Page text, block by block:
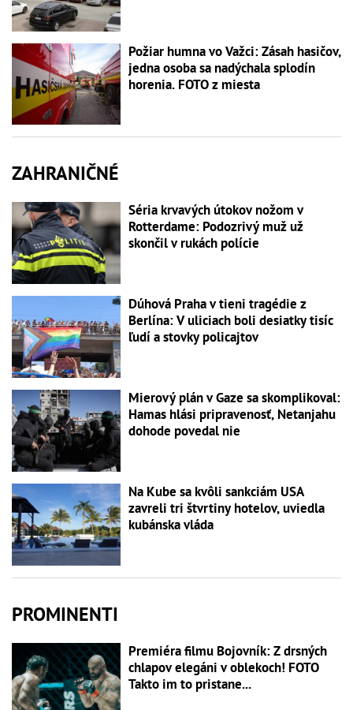
Požiar humna vo Važci: Zásah hasičov,
jedna osoba sa nadýchala splodín
horenia. FOTO z miesta
ZAHRANIČNÉ
Séria krvavých útokov nožom v
Rotterdame: Podozrivý muž už
skončil v rukách polície
Dúhová Praha v tieni tragédie z
Berlína: V uliciach boli desiatky tisíc
ľudí a stovky policajtov
Mierový plán v Gaze sa skomplikoval:
Hamas hlási pripravenosť, Netanjahu
dohode povedal nie
Na Kube sa kvôli sankciám USA
zavreli tri štvrtiny hotelov, uviedla
kubánska vláda
PROMINENTI
Premiéra filmu Bojovník: Z drsných
chlapov elegáni v oblekoch! FOTO
Takto im to pristane...